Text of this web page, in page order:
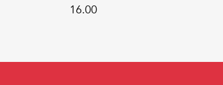
16.00